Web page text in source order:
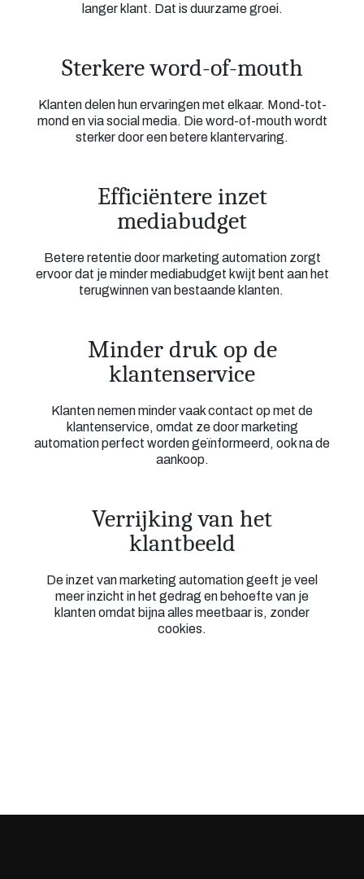
langer klant. Dat is duurzame groei.
Sterkere word-of-mouth
Klanten delen hun ervaringen met elkaar. Mond-tot-
mond en via social media. Die word-of-mouth wordt
sterker door een betere klantervaring.
Efficiëntere inzet
mediabudget
Betere retentie door marketing automation zorgt
ervoor dat je minder mediabudget kwijt bent aan het
terugwinnen van bestaande klanten.
Minder druk op de
klantenservice
Klanten nemen minder vaak contact op met de
klantenservice, omdat ze door marketing
automation perfect worden geïnformeerd, ook na de
aankoop.
Verrijking van het
klantbeeld
De inzet van marketing automation geeft je veel
meer inzicht in het gedrag en behoefte van je
klanten omdat bijna alles meetbaar is, zonder
cookies.